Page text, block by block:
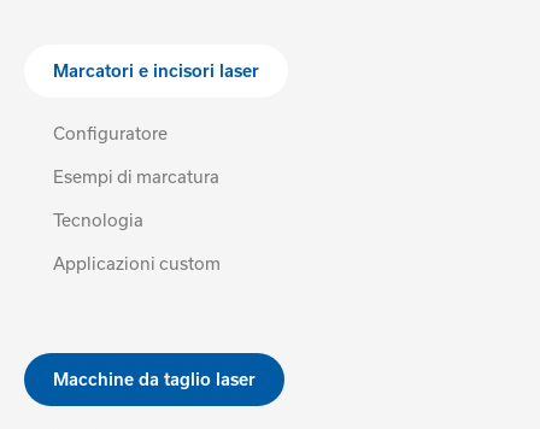
Marcatori e incisori laser
Configuratore
Esempi di marcatura
Tecnologia
Applicazioni custom
Macchine da taglio laser